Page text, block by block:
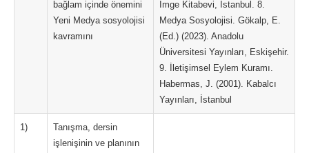
bağlam içinde önemini
Yeni Medya sosyolojisi
kavramını
İmge Kitabevi, İstanbul. 8.
Medya Sosyolojisi. Gökalp, E.
(Ed.) (2023). Anadolu
Üniversitesi Yayınları, Eskişehir.
9. İletişimsel Eylem Kuramı.
Habermas, J. (2001). Kabalcı
Yayınları, İstanbul
1)
Tanışma, dersin
işlenişinin ve planının